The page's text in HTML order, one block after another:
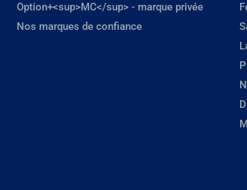
Option+<sup>MC</sup> - marque privée
Nos marques de confiance